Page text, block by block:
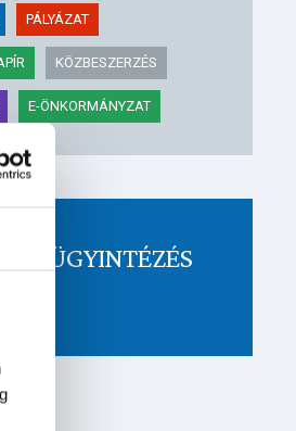
PÁLYÁZAT
KÖZBESZERZÉS
E-ÖNKORMÁNYZAT
ÜGYINTÉZÉS